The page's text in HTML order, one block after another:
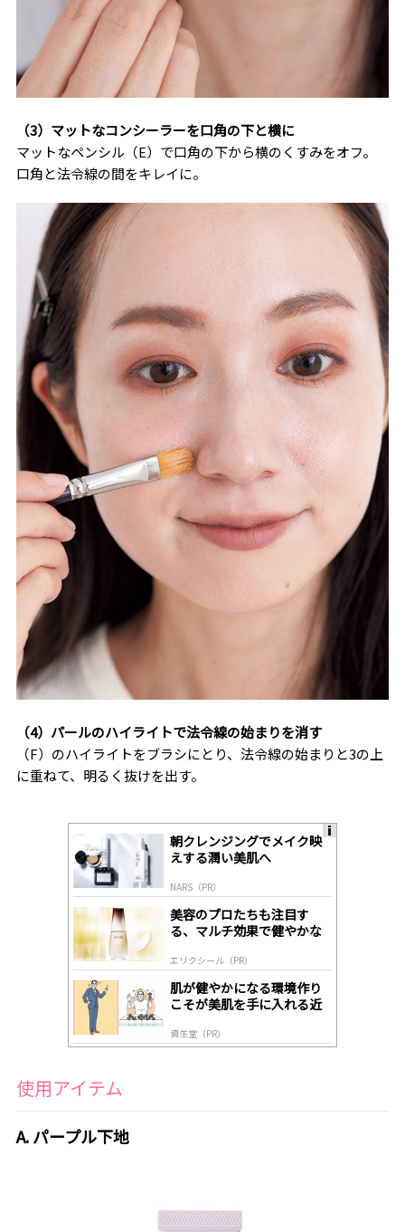
（3）マットなコンシーラーを口角の下と横に
マットなペンシル（E）で口角の下から横のくすみをオフ。
口角と法令線の間をキレイに。
（4）パールのハイライトで法令線の始まりを消す
（F）のハイライトをブラシにとり、法令線の始まりと3の上
に重ねて、明るく抜けを出す。
朝クレンジングでメイク映
えする潤い美肌へ
NARS（PR）
美容のプロたちも注目す
る、マルチ効果で健やかな
エリクシール（PR）
肌が健やかになる環境作り
こそが美肌を手に入れる近
資生堂（PR）
使用アイテム
A. パープル下地